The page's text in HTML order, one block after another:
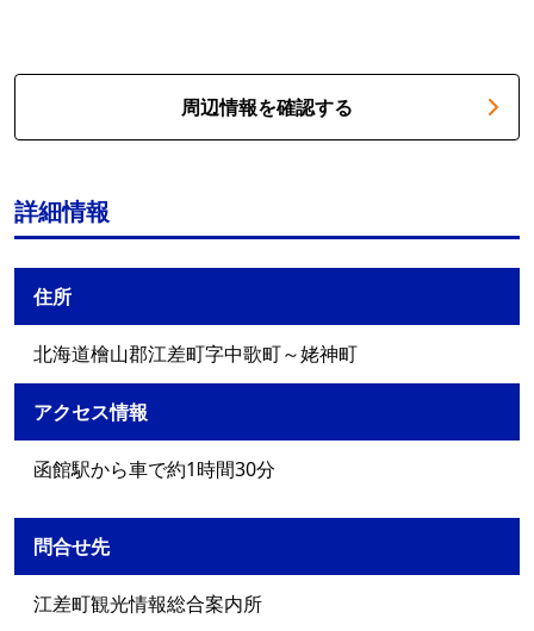
周辺情報を確認する
詳細情報
住所
北海道檜山郡江差町字中歌町～姥神町
アクセス情報
函館駅から車で約1時間30分
問合せ先
江差町観光情報総合案内所